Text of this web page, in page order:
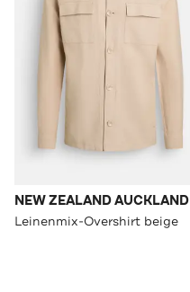
NEW ZEALAND AUCKLAND
Leinenmix-Overshirt beige